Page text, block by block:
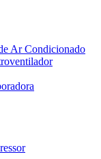
Ar Condicionado